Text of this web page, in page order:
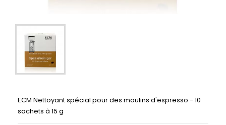
ECM Nettoyant spécial pour des moulins d'espresso - 10
sachets à 15 g